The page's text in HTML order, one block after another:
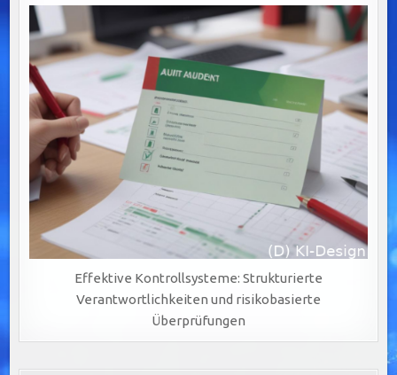
Effektive Kontrollsysteme: Strukturierte
Verantwortlichkeiten und risikobasierte
Überprüfungen